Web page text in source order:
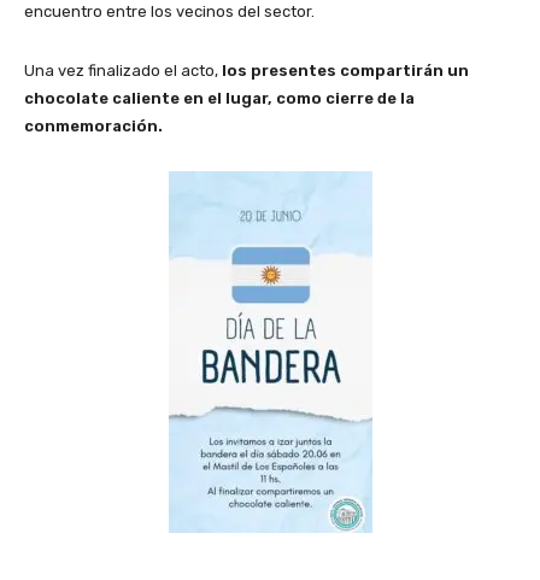
encuentro entre los vecinos del sector.
Una vez finalizado el acto, los presentes compartirán un
chocolate caliente en el lugar, como cierre de la
conmemoración.